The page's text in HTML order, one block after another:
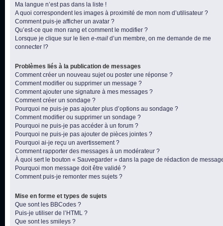
Ma langue n’est pas dans la liste !
A quoi correspondent les images à proximité de mon nom d’utilisateur ?
Comment puis-je afficher un avatar ?
Qu’est-ce que mon rang et comment le modifier ?
Lorsque je clique sur le lien e-mail d’un membre, on me demande de me
connecter !?
Problèmes liés à la publication de messages
Comment créer un nouveau sujet ou poster une réponse ?
Comment modifier ou supprimer un message ?
Comment ajouter une signature à mes messages ?
Comment créer un sondage ?
Pourquoi ne puis-je pas ajouter plus d’options au sondage ?
Comment modifier ou supprimer un sondage ?
Pourquoi ne puis-je pas accéder à un forum ?
Pourquoi ne puis-je pas ajouter de pièces jointes ?
Pourquoi ai-je reçu un avertissement ?
Comment rapporter des messages à un modérateur ?
À quoi sert le bouton « Sauvegarder » dans la page de rédaction de
Pourquoi mon message doit être validé ?
Comment puis-je remonter mes sujets ?
Mise en forme et types de sujets
Que sont les BBCodes ?
Puis-je utiliser de l’HTML ?
Que sont les smileys ?